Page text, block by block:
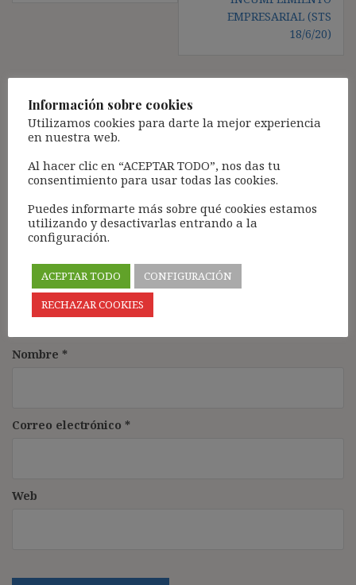
EMPRESARIAL (STS
18/6/20)
Deja una respuesta
Tu dirección de correo electrónico no será publicada.
Comentario*
Nombre *
Correo electrónico *
Web
Información sobre cookies
Utilizamos cookies para darte la mejor experiencia
en nuestra web.
Al hacer clic en “ACEPTAR TODO”, nos das tu
consentimiento para usar todas las cookies.
Puedes informarte más sobre qué cookies estamos
utilizando y desactivarlas entrando a la
configuración.
ACEPTAR TODO
CONFIGURACIÓN
RECHAZAR COOKIES